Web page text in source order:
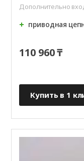
Дополнительно
приводная
110 960 ₸
Купить в 1